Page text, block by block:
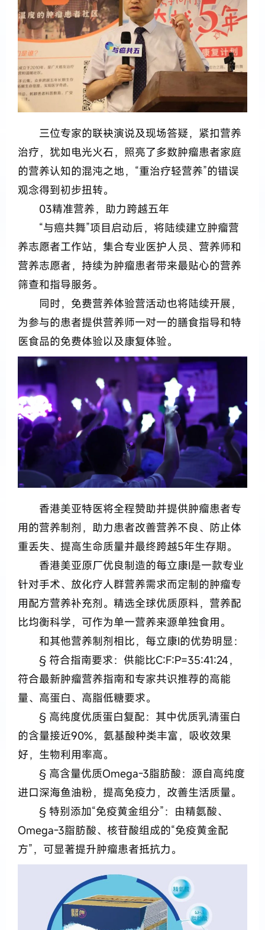
三位专家的联袂演说及现场答疑，紧扣营养
治疗，犹如电光火石，照亮了多数肿瘤患者家庭
的营养认知的混沌之地，“重治疗轻营养”的错误
观念得到初步扭转。
03精准营养，助力跨越五年
“与癌共舞”项目启动后，将陆续建立肿瘤营
养志愿者工作站，集合专业医护人员、营养师和
营养志愿者，持续为肿瘤患者带来最贴心的营养
筛查和指导服务。
同时，免费营养体验营活动也将陆续开展，
为参与的患者提供营养师一对一的膳食指导和特
医食品的免费体验以及康复体验。
香港美亚特医将全程赞助并提供肿瘤患者专
用的营养制剂，助力患者改善营养不良、防止体
重丢失、提高生命质量并最终跨越5年生存期。
香港美亚原厂优良制造的每立康I是一款专业
针对手术、放化疗人群营养需求而定制的肿瘤专
用配方营养补充剂。精选全球优质原料，营养配
比均衡科学，可作为单一营养来源单独食用。
和其他营养制剂相比，每立康I的优势明显：
§ 符合指南要求：供能比C:F:P=35:41:24，
符合最新肿瘤营养指南和专家共识推荐的高能
量、高蛋白、高脂低糖要求。
§ 高纯度优质蛋白复配：其中优质乳清蛋白
的含量接近90%，氨基酸种类丰富，吸收效果
好，生物利用率高。
§ 高含量优质Omega-3脂肪酸：源自高纯度
进口深海鱼油粉，提高免疫力，改善生活质量。
§ 特别添加“免疫黄金组分”：由精氨酸、
Omega-3脂肪酸、核苷酸组成的“免疫黄金配
方”，可显著提升肿瘤患者抵抗力。